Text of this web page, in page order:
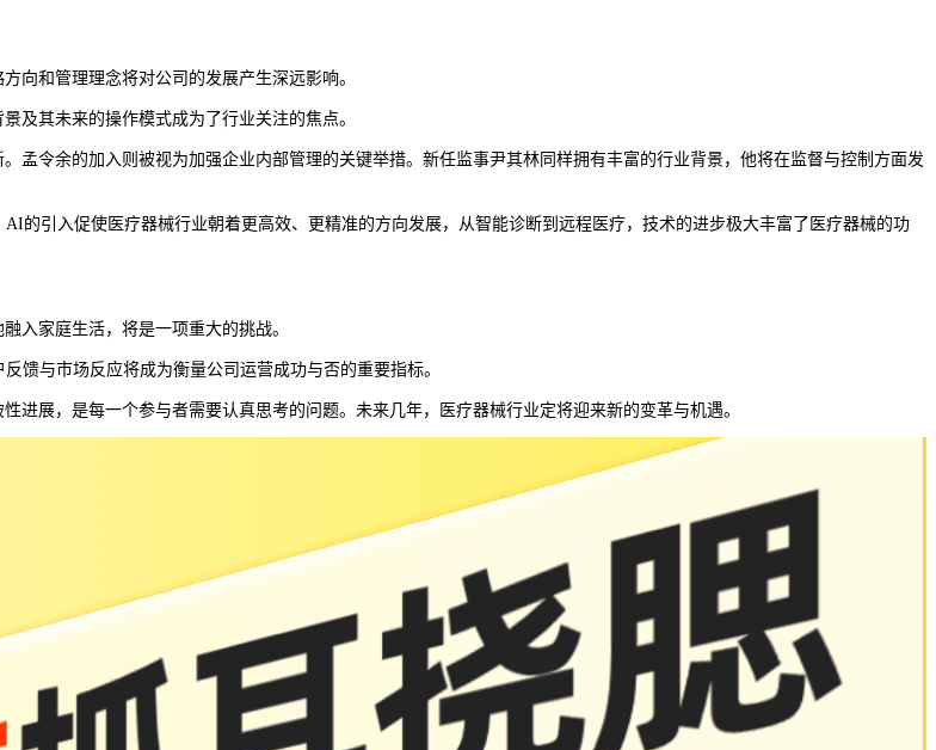
和管理理念将对公司的发展产生深远影响。
其未来的操作模式成为了行业关注的焦点。
令余的加入则被视为加强企业内部管理的关键举措。新任监事尹其林同样拥有丰富的行业背景，他将在监督与控制方面发
引入促使医疗器械行业朝着更高效、更精准的方向发展，从智能诊断到远程医疗，技术的进步极大丰富了医疗器械的功
入家庭生活，将是一项重大的挑战。
与市场反应将成为衡量公司运营成功与否的重要指标。
展，是每一个参与者需要认真思考的问题。未来几年，医疗器械行业定将迎来新的变革与机遇。